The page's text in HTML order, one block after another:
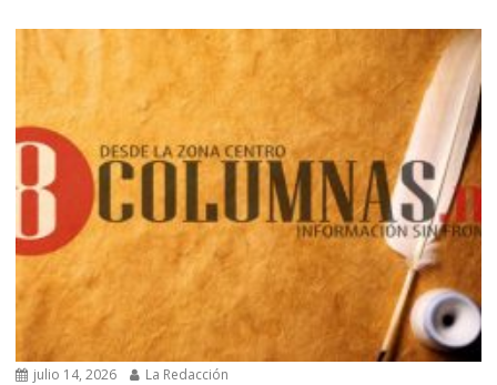
julio 14, 2026 La Redacción